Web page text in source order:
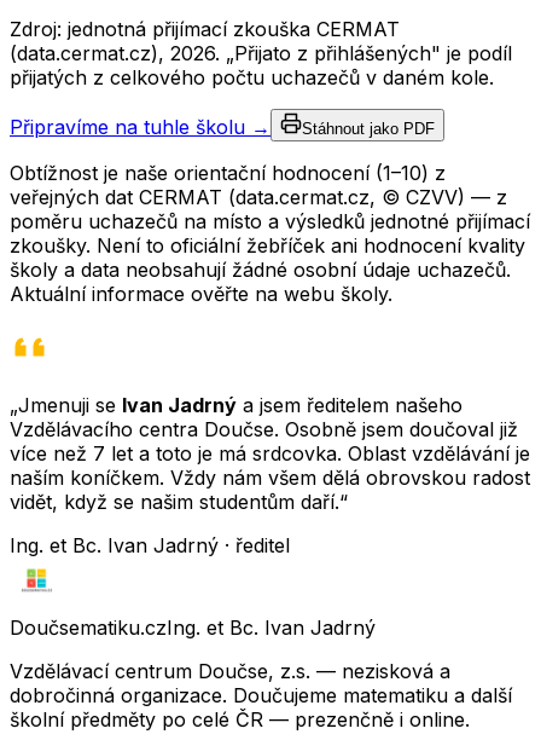
Zdroj: jednotná přijímací zkouška CERMAT
(data.cermat.cz), 2026. „Přijato z přihlášených" je podíl
přijatých z celkového počtu uchazečů v daném kole.
Připravíme na tuhle školu → Stáhnout jako PDF
Obtížnost je naše orientační hodnocení (1–10) z
veřejných dat CERMAT (data.cermat.cz, © CZVV) — z
poměru uchazečů na místo a výsledků jednotné přijímací
zkoušky. Není to oficiální žebříček ani hodnocení kvality
školy a data neobsahují žádné osobní údaje uchazečů.
Aktuální informace ověřte na webu školy.
„Jmenuji se Ivan Jadrný a jsem ředitelem našeho
Vzdělávacího centra Doučse. Osobně jsem doučoval již
více než 7 let a toto je má srdcovka. Oblast vzdělávání je
naším koníčkem. Vždy nám všem dělá obrovskou radost
vidět, když se našim studentům daří.“
Ing. et Bc. Ivan Jadrný · ředitel
Doučsematiku.czIng. et Bc. Ivan Jadrný
Vzdělávací centrum Doučse, z.s. — nezisková a
dobročinná organizace. Doučujeme matematiku a další
školní předměty po celé ČR — prezenčně i online.